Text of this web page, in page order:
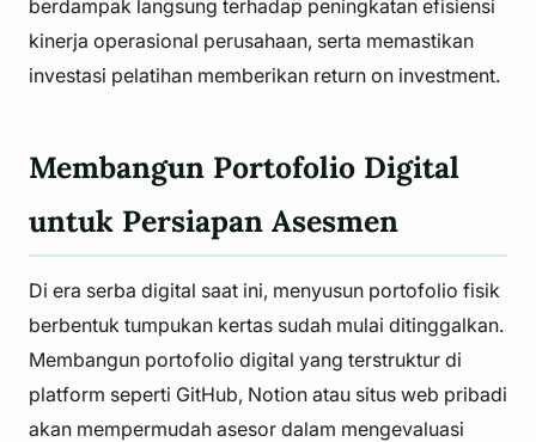
berdampak langsung terhadap peningkatan efisiensi
kinerja operasional perusahaan, serta memastikan
investasi pelatihan memberikan return on investment.
Membangun Portofolio Digital
untuk Persiapan Asesmen
Di era serba digital saat ini, menyusun portofolio fisik
berbentuk tumpukan kertas sudah mulai ditinggalkan.
Membangun portofolio digital yang terstruktur di
platform seperti GitHub, Notion atau situs web pribadi
akan mempermudah asesor dalam mengevaluasi